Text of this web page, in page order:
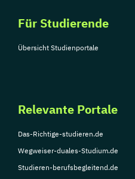
Für Studierende
Übersicht Studienportale
Relevante Portale
Das-Richtige-studieren.de
Wegweiser-duales-Studium.de
Studieren-berufsbegleitend.de